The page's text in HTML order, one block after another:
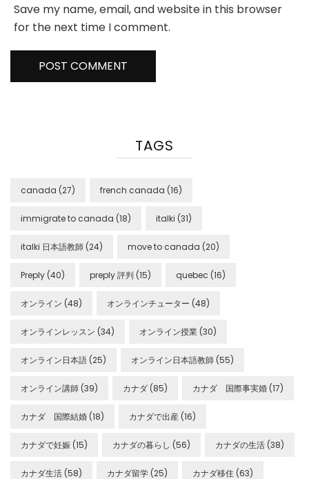
Save my name, email, and website in this browser
for the next time I comment.
TAGS
canada (27) french canada (16)
immigrate to canada (18) italki (31)
italki 日本語教師 (24) move to canada (20)
Preply (40) preply 評判 (15) quebec (16)
オンライン (48) オンラインチューター (48)
オンラインレッスン (34) オンライン授業 (30)
オンライン日本語 (25) オンライン日本語教師 (55)
オンライン講師 (39) カナダ (85) カナダ 国際事実婚 (17)
カナダ 国際結婚 (18) カナダで出産 (16)
カナダで妊娠 (15) カナダの暮らし (56) カナダの生活 (38)
カナダ生活 (58) カナダ留学 (25) カナダ移住 (63)